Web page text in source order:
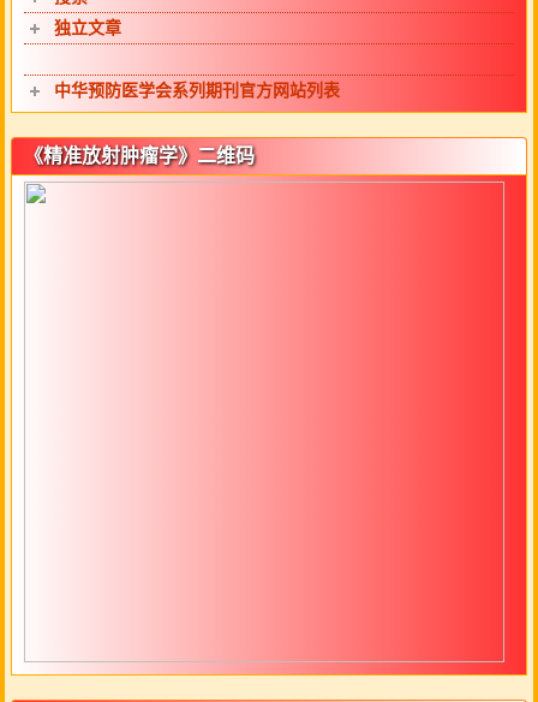
独立文章
中华预防医学会系列期刊官方网站列表
《精准放射肿瘤学》二维码